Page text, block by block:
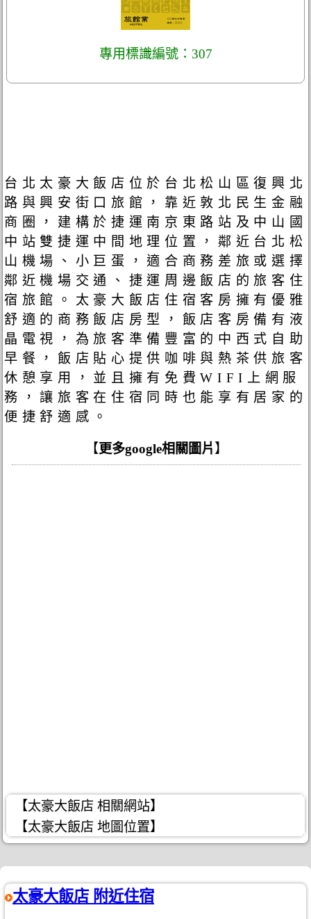
專用標識編號：307
台北太豪大飯店位於台北松山區復興北
路與興安街口旅館，靠近敦北民生金融
商圈，建構於捷運南京東路站及中山國
中站雙捷運中間地理位置，鄰近台北松
山機場、小巨蛋，適合商務差旅或選擇
鄰近機場交通、捷運周邊飯店的旅客住
宿旅館。太豪大飯店住宿客房擁有優雅
舒適的商務飯店房型，飯店客房備有液
晶電視，為旅客準備豐富的中西式自助
早餐，飯店貼心提供咖啡與熱茶供旅客
休憩享用，並且擁有免費WIFI上網服
務，讓旅客在住宿同時也能享有居家的
便捷舒適感。
【更多google相關圖片】
【太豪大飯店 相關網站】
【太豪大飯店 地圖位置】
太豪大飯店 附近住宿